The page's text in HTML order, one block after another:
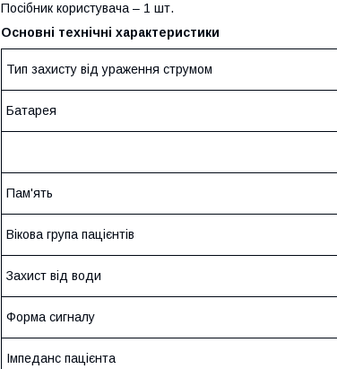
Посібник користувача – 1 шт.
Основні технічні характеристики
Тип захисту від ураження струмом
Батарея
Пам'ять
Вікова група пацієнтів
Захист від води
Форма сигналу
Імпеданс пацієнта